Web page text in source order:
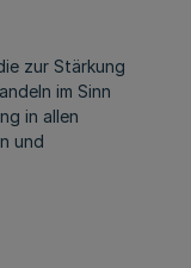
zur Stärkung
im Sinn
in allen
und